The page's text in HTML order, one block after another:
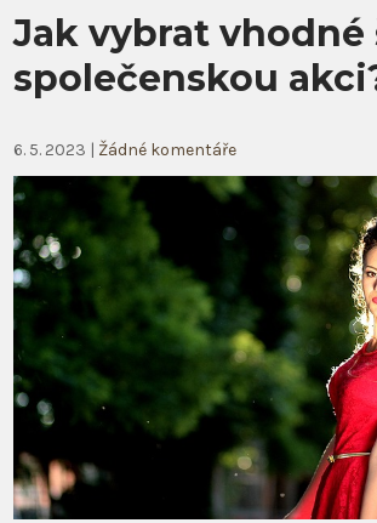
Jak vybrat vhodné
společenskou
6. 5. 2023 | Žádné komentáře